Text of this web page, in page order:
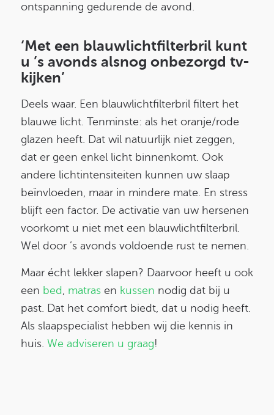
ontspanning gedurende de avond.
‘Met een blauwlichtfilterbril kunt
u ’s avonds alsnog onbezorgd tv-
kijken’
Deels waar. Een blauwlichtfilterbril filtert het
blauwe licht. Tenminste: als het oranje/rode
glazen heeft. Dat wil natuurlijk niet zeggen,
dat er geen enkel licht binnenkomt. Ook
andere lichtintensiteiten kunnen uw slaap
beïnvloeden, maar in mindere mate. En stress
blijft een factor. De activatie van uw hersenen
voorkomt u niet met een blauwlichtfilterbril.
Wel door ’s avonds voldoende rust te nemen.
Maar écht lekker slapen? Daarvoor heeft u ook
een bed matrasen kussen nodig dat bij u
past. Dat het comfort biedt, dat u nodig heeft.
Als slaapspecialist hebben wij die kennis in
huis. We adviseren u graag!